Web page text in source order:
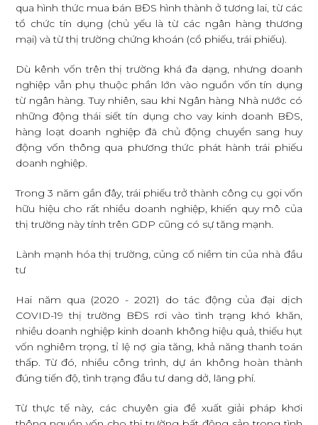
qua hình thức mua bán BĐS hình thành ở tương lai, từ các
tổ chức tín dụng (chủ yếu là từ các ngân hàng thương
mại) và từ thị trường chứng khoán (cổ phiếu, trái phiếu).
Dù kênh vốn trên thị trường khá đa dạng, nhưng doanh
nghiệp vẫn phụ thuộc phần lớn vào nguồn vốn tín dụng
từ ngân hàng. Tuy nhiên, sau khi Ngân hàng Nhà nước có
những động thái siết tín dụng cho vay kinh doanh BĐS,
hàng loạt doanh nghiệp đã chủ động chuyển sang huy
động vốn thông qua phương thức phát hành trái phiếu
doanh nghiệp.
Trong 3 năm gần đây, trái phiếu trở thành công cụ gọi vốn
hữu hiệu cho rất nhiều doanh nghiệp, khiến quy mô của
thị trường này tính trên GDP cũng có sự tăng mạnh.
Lành mạnh hóa thị trường, củng cố niềm tin của nhà đầu
tư
Hai năm qua (2020 - 2021) do tác động của đại dịch
COVID-19 thị trường BĐS rơi vào tình trạng khó khăn,
nhiều doanh nghiệp kinh doanh không hiệu quả, thiếu hụt
vốn nghiêm trọng, tỉ lệ nợ gia tăng, khả năng thanh toán
thấp. Từ đó, nhiều công trình, dự án không hoàn thành
đúng tiến độ, tình trạng đầu tư dang dở, lãng phí.
Từ thực tế này, các chuyên gia đề xuất giải pháp khơi